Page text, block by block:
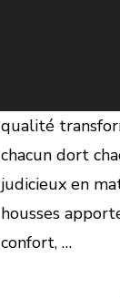
qualité
chacun dort
judicieux en
housses
confort, …